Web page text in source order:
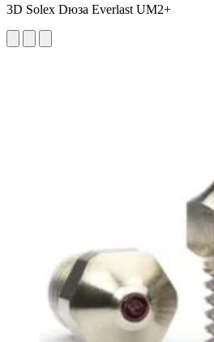
3D Solex Dюза Everlast UM2+